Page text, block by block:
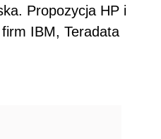
Propozycja HP i
IBM, Teradata